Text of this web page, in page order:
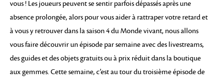
vous ! Les joueurs peuvent se sentir parfois dépassés après une
absence prolongée, alors pour vous aider à rattraper votre retard et
à vous y retrouver dans la saison 4 du Monde vivant, nous allons
vous faire découvrir un épisode par semaine avec des livestreams,
des guides et des objets gratuits ou à prix réduit dans la boutique
aux gemmes. Cette semaine, c’est au tour du troisième épisode de